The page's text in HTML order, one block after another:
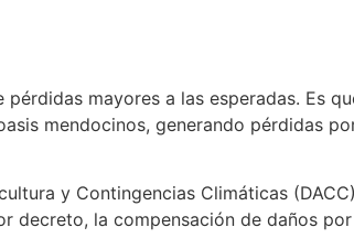
mayores a las esperadas. Es
mendocinos, generando pérdidas
y Contingencias Climáticas
decreto, la compensación de daños